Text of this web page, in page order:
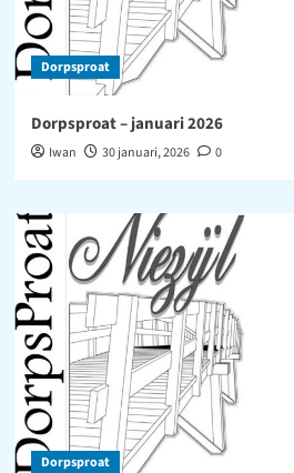
Dorpsproat
Dorpsproat – januari 2026
Iwan 30 januari, 2026 0
Dorpsproat